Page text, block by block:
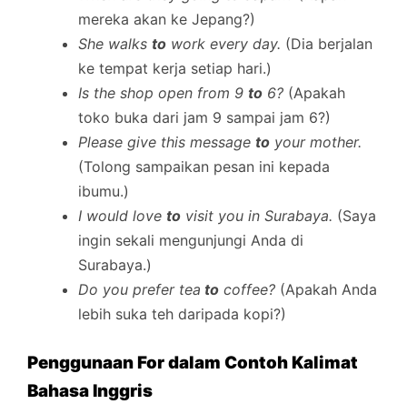
mereka akan ke Jepang?)
She walks to work every day. (Dia berjalan
ke tempat kerja setiap hari.)
Is the shop open from 9 to 6? (Apakah
toko buka dari jam 9 sampai jam 6?)
Please give this message to your mother.
(Tolong sampaikan pesan ini kepada
ibumu.)
I would love to visit you in Surabaya. (Saya
ingin sekali mengunjungi Anda di
Surabaya.)
Do you prefer tea to coffee? (Apakah Anda
lebih suka teh daripada kopi?)
Penggunaan For dalam Contoh Kalimat
Bahasa Inggris